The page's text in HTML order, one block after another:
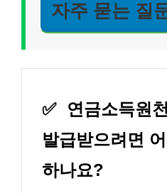
자주 묻는 질
✅
연금소득원
발급받으려면
하나요?